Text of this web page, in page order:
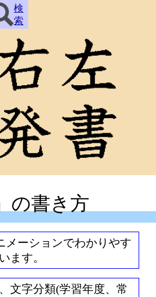
検
索
の書き方
メーションでわかりやす
ます。
文字分類(学習年度、常